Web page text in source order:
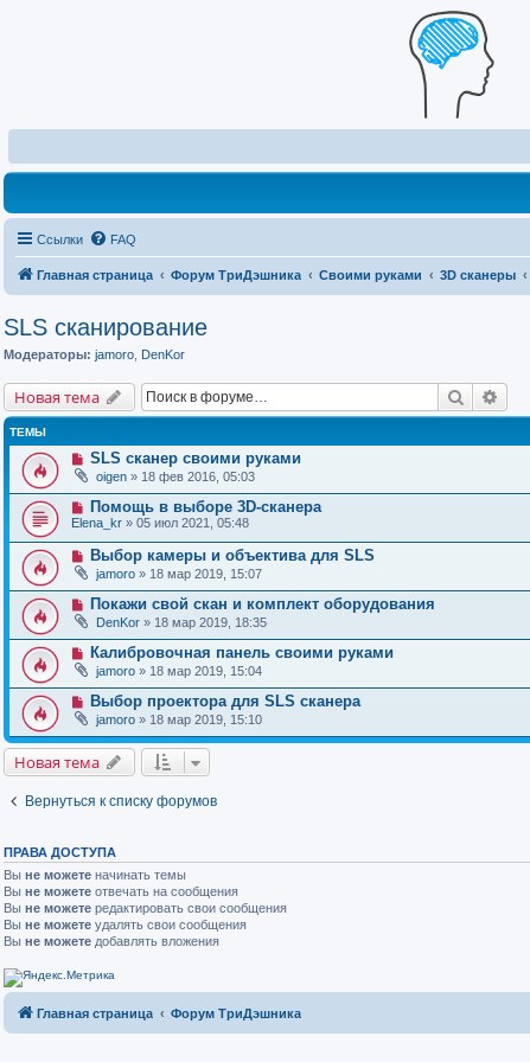
Ссылки FAQ
Главная страница Форум ТриДэшника Своими руками 3D сканеры
SLS сканирование
Модераторы: jamoro DenKor
Новая тема Поиск
ТЕМЫ
SLS сканер своими руками
oigen » 18 фев 2016, 05:03
Помощь в выборе 3D-сканера
Elena_kr » 05 июл 2021, 05:48
Выбор камеры и объектива для SLS
jamoro » 18 мар 2019, 15:07
Покажи свой скан и комплект оборудования
DenKor » 18 мар 2019, 18:35
Калибровочная панель своими руками
jamoro » 18 мар 2019, 15:04
Выбор проектора для SLS сканера
jamoro » 18 мар 2019, 15:10
Новая тема
Вернуться к списку форумов
ПРАВА ДОСТУПА
Вы не можете начинать темы
Вы не можете отвечать на сообщения
Вы не можете редактировать свои сообщения
Вы не можете удалять свои сообщения
Вы не можете добавлять вложения
Главная страница Форум ТриДэшника